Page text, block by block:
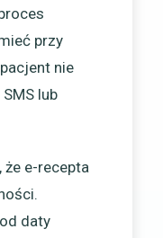
przy
nie
lub
że e-recepta
daty